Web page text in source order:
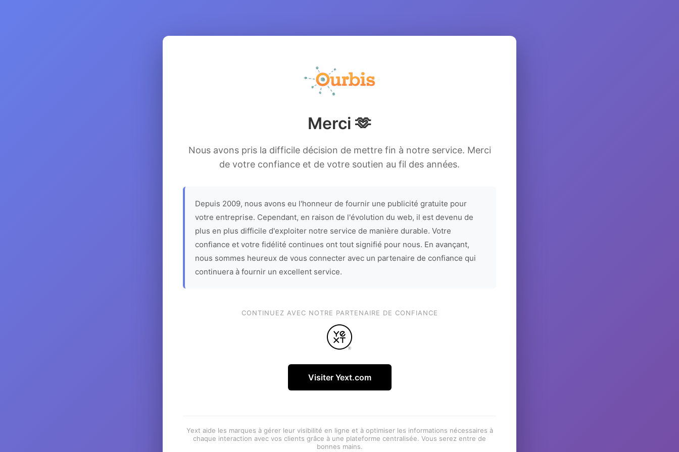
Merci 🫶
Nous avons pris la difficile décision de mettre fin à notre service. Merci
de votre confiance et de votre soutien au fil des années.
Depuis 2009, nous avons eu l'honneur de fournir une publicité gratuite pour
votre entreprise. Cependant, en raison de l'évolution du web, il est devenu de
plus en plus difficile d'exploiter notre service de manière durable. Votre
confiance et votre fidélité continues ont tout signifié pour nous. En avançant,
nous sommes heureux de vous connecter avec un partenaire de confiance qui
continuera à fournir un excellent service.
CONTINUEZ AVEC NOTRE PARTENAIRE DE CONFIANCE
Visiter Yext.com
Yext aide les marques à gérer leur visibilité en ligne et à optimiser les informations nécessaires à
chaque interaction avec vos clients grâce à une plateforme centralisée. Vous serez entre de
bonnes mains.